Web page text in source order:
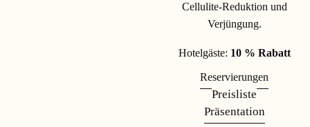
Cellulite-Reduktion und
Verjüngung.
Hotelgäste: 10 % Rabatt
Reservierungen
Preisliste
Präsentation